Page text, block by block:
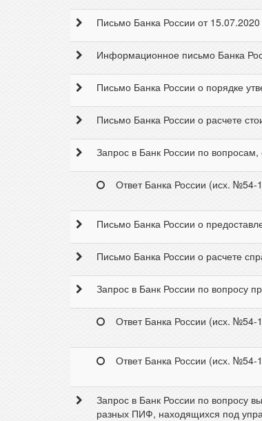
Письмо Банка России от
Информационное письмо Банка
Письмо Банка России о порядке
Письмо Банка России о расчете
Запрос в Банк России по
Ответ Банка России (исх. №54-
Письмо Банка России о
Письмо Банка России о расчете
Запрос в Банк России по вопросу
Ответ Банка России (исх. №54-
Ответ Банка России (исх. №54-
Запрос в Банк России по вопросу
разных ПИФ, находящихся под